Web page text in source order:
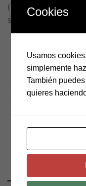
1000g (1kg) 100g
Cookies
Usamos
simplemente
También
quieres